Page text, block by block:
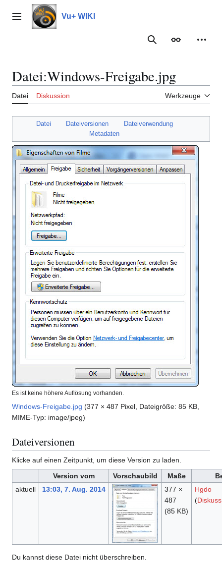
Inhalt
springenHauptmenü Vu+ WIKI
Suche
Datei:Windows-Freigabe.jpg
Datei Diskussion Werkzeuge
Datei Dateiversionen
Dateiverwendung
Metadaten
Es ist keine höhere Auflösung vorhanden.
Windows-Freigabe.jpg (377 × 487 Pixel, Dateigröße: 85 KB,
MIME-Typ: image/jpeg)
Dateiversionen
Klicke auf einen Zeitpunkt, um diese Version zu laden.
Version vom
Vorschaubild Maße
aktuell
13:03, 7. Aug. 2014
377 ×
487
(85 KB)
Hgdo
(
Du kannst diese Datei nicht überschreiben.